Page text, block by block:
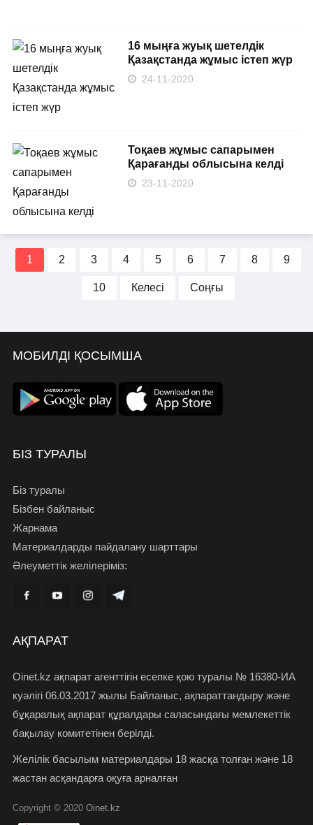
16 мыңға жуық шетелдік
Қазақстанда жұмыс істеп жүр
24-11-2020
Тоқаев жұмыс сапарымен
Қарағанды облысына келді
23-11-2020
1 2 3 4 5 6 7 8 9
10 Келесі Соңғы
МОБИЛДІ ҚОСЫМША
БІЗ ТУРАЛЫ
Біз туралы
Бізбен байланыс
Жарнама
Материалдарды пайдалану шарттары
Әлеуметтік желілеріміз:
АҚПАРАТ
Oinet.kz ақпарат агенттігін есепке қою туралы № 16380-ИА
куәлігі 06.03.2017 жылы Байланыс, ақпараттандыру және
бұқаралық ақпарат құралдары саласындағы мемлекеттік
бақылау комитетінен берілді.
Желілік басылым материалдары 18 жасқа толған және 18
жастан асқандарға оқуға арналған
Copyright © 2020 Oinet.kz